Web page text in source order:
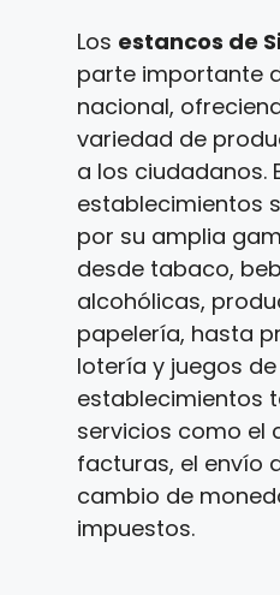
Los estancos de
parte importante
nacional,
variedad de
a los ciudadanos.
establecimientos
por su amplia
desde tabaco,
alcohólicas,
papelería, hasta
lotería y juegos de
establecimientos
servicios como el
facturas, el envío
cambio de
impuestos.